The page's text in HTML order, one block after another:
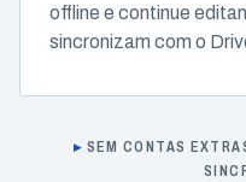
offline e continue
sincronizam com o
SEM CONTAS